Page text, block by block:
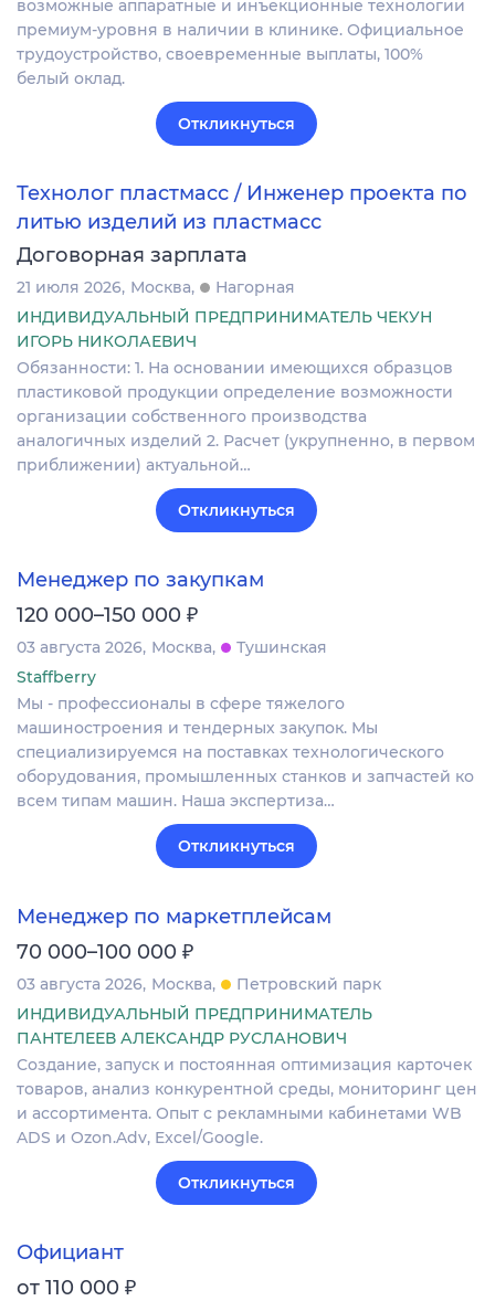
возможные аппаратные и инъекционные технологии
премиум-уровня в наличии в клинике. Официальное
трудоустройство, своевременные выплаты, 100%
белый оклад.
Откликнуться
Технолог пластмасс / Инженер проекта по
литью изделий из пластмасс
Договорная зарплата
21 июля 2026 Москва
Нагорная
ИНДИВИДУАЛЬНЫЙ ПРЕДПРИНИМАТЕЛЬ ЧЕКУН
ИГОРЬ НИКОЛАЕВИЧ
Обязанности: 1. На основании имеющихся образцов
пластиковой продукции определение возможности
организации собственного производства
аналогичных изделий 2. Расчет (укрупненно, в первом
приближении) актуальной…
Откликнуться
Менеджер по закупкам
120 000–150 000 ₽
03 августа 2026 Москва
Тушинская
Staffberry
Мы - профессионалы в сфере тяжелого
машиностроения и тендерных закупок. Мы
специализируемся на поставках технологического
оборудования, промышленных станков и запчастей ко
всем типам машин. Наша экспертиза…
Откликнуться
Менеджер по маркетплейсам
70 000–100 000 ₽
03 августа 2026 Москва
Петровский парк
ИНДИВИДУАЛЬНЫЙ ПРЕДПРИНИМАТЕЛЬ
ПАНТЕЛЕЕВ АЛЕКСАНДР РУСЛАНОВИЧ
Создание, запуск и постоянная оптимизация карточек
товаров, анализ конкурентной среды, мониторинг цен
и ассортимента. Опыт с рекламными кабинетами WB
ADS и Ozon.Adv, Excel/Google.
Откликнуться
Официант
от 110 000 ₽